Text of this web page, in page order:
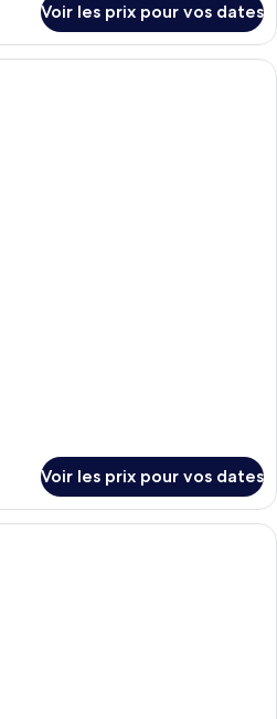
Voir les prix pour vos dates
Voir les prix pour vos dates